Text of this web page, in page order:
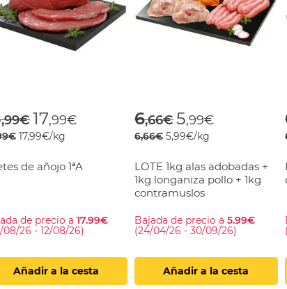
reduced from
,99€to
17,99€
17,99€/kg
de añojo 1ªA
de precio a17.99€
08/26 - 12/08/26)
Añadir a la cesta
Price reduced
6,66€to
5,99€
6,66€ 5,99€/kg
LOTE 1kg alas adobadas +
1kg longaniza pollo + 1kg
contramuslos
Bajada de precio a 5.99€
(24/04/26 - 30/09/26)
Añadir a la cesta